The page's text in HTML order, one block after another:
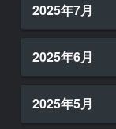
2025年7月
2025年6月
2025年5月